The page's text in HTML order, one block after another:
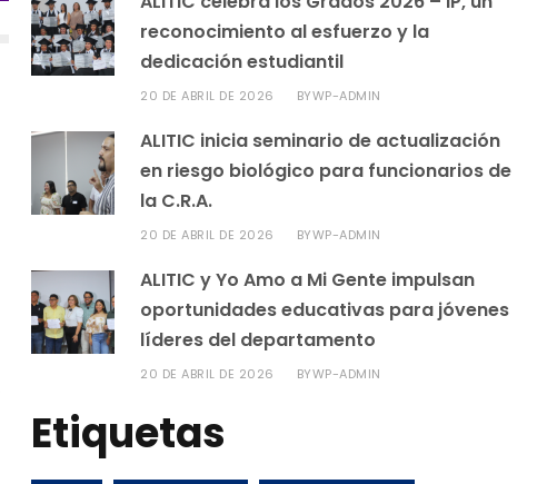
reconocimiento al esfuerzo y la
dedicación estudiantil
20 DE ABRIL DE 2026 BYWP-ADMIN
ALITIC inicia seminario de actualización
en riesgo biológico para funcionarios de
la C.R.A.
20 DE ABRIL DE 2026 BYWP-ADMIN
ALITIC y Yo Amo a Mi Gente impulsan
oportunidades educativas para jóvenes
líderes del departamento
20 DE ABRIL DE 2026 BYWP-ADMIN
Etiquetas